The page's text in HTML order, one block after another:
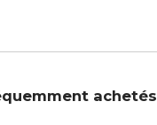
achetés